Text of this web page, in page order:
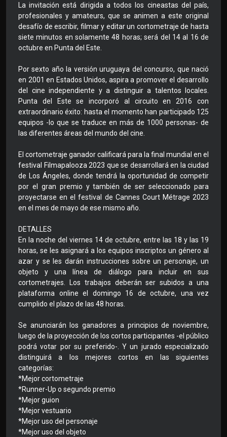
La invitación está dirigida a todos los cineastas del país,
profesionales y amateurs, que se animen a este original
desafío de escribir, filmar y editar un cortometraje de hasta
siete minutos en solamente 48 horas; será del 14 al 16 de
octubre en Punta del Este.
Por sexto año la versión uruguaya del concurso, que nació
en 2001 en Estados Unidos, aspira a promover el desarrollo
del cine independiente y a distinguir a talentos locales.
Punta del Este se incorporó al circuito en 2016 con
extraordinario éxito: hasta el momento han participado 125
equipos -lo que se traduce en más de 1000 personas- de
las diferentes áreas del mundo del cine.
El cortometraje ganador calificará para la final mundial en el
festival Filmapalooza 2023 que se desarrollará en la ciudad
de Los Ángeles, donde tendrá la oportunidad de competir
por el gran premio y también de ser seleccionado para
proyectarse en el festival de Cannes Court Métrage 2023
en el mes de mayo de ese mismo año.
DETALLES
En la noche del viernes 14 de octubre, entre las 18 y las 19
horas, se les asignará a los equipos inscriptos un género al
azar y se les darán instrucciones sobre un personaje, un
objeto y una línea de diálogo para incluir en sus
cortometrajes. Los trabajos deberán ser subidos a una
plataforma online el domingo 16 de octubre, una vez
cumplido el plazo de las 48 horas.
Se anunciarán los ganadores a principios de noviembre,
luego de la proyección de los cortos participantes -el público
podrá votar por su preferido-. Y un jurado especializado
distinguirá a los mejores cortos en las siguientes
categorías:
*Mejor cortometraje
*Runner-Up o segundo premio
*Mejor guion
*Mejor vestuario
*Mejor uso del personaje
*Mejor uso del objeto